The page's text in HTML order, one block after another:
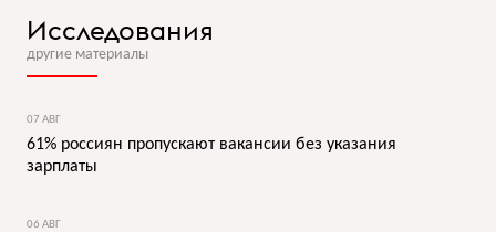
Исследования
другие материалы
07 АВГ
61% россиян пропускают вакансии без указания
зарплаты
06 АВГ